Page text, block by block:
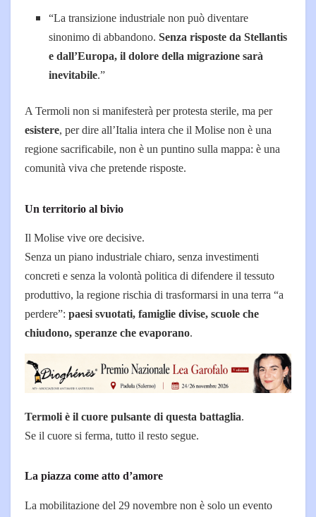
“La transizione industriale non può diventare
sinonimo di abbandono.Senza risposte da Stellantis
e dall’Europa, il dolore della migrazione sarà
inevitabile.”
A Termoli non si manifesterà per protesta sterile, ma per
esistere, per dire all’Italia intera che il Molise non è una
regione sacrificabile, non è un puntino sulla mappa: è una
comunità viva che pretende risposte.
Un territorio al bivio
Il Molise vive ore decisive.
Senza un piano industriale chiaro, senza investimenti
concreti e senza la volontà politica di difendere il tessuto
produttivo, la regione rischia di trasformarsi in una terra “a
perdere”: paesi svuotati, famiglie divise, scuole che
chiudono, speranze che evaporano.
Termoli è il cuore pulsante di questa battaglia.
Se il cuore si ferma, tutto il resto segue.
La piazza come atto d’amore
La mobilitazione del 29 novembre non è solo un evento